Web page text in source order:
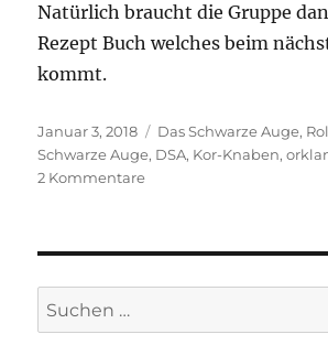
Natürlich braucht die Gruppe
Rezept Buch welches beim
kommt.
Veröffentlicht
am
Januar 3, 2018 Kategorien
Das Schwarze Auge,
Schwarze Auge, DSA, Kor-Knaben,
2 Kommentarezu
Kräuterliste
Suchen
nach: